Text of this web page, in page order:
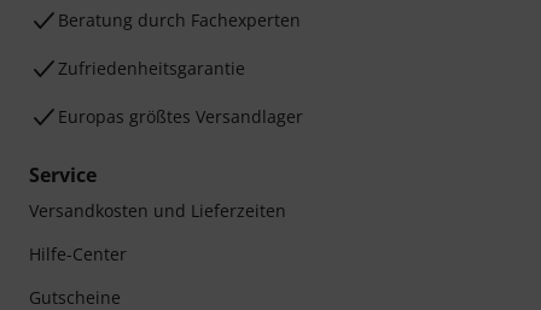
Beratung durch Fachexperten
Zufriedenheitsgarantie
Europas größtes Versandlager
Service
Versandkosten und Lieferzeiten
Hilfe-Center
Gutscheine